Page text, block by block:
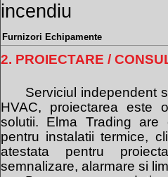
incendiu
Furnizori Echipamente
2. PROIECTARE /
Serviciul independent
HVAC, proiectarea este
solutii. Elma Trading are
pentru instalatii termice,
atestata pentru
semnalizare, alarmare si